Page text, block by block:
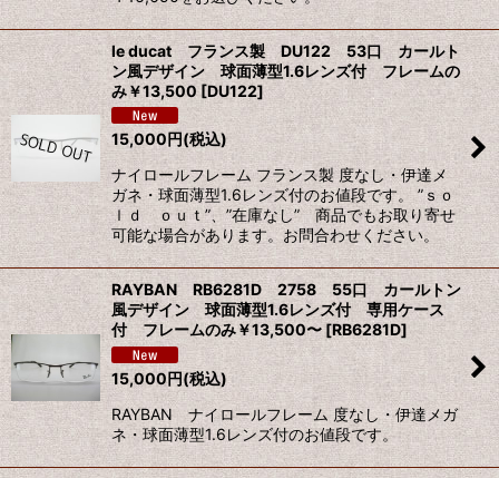
le ducat フランス製 DU122 53口 カールト
ン風デザイン 球面薄型1.6レンズ付 フレームの
み￥13,500 [DU122]
15,000円(税込)
ナイロールフレーム フランス製 度なし・伊達メ
ガネ・球面薄型1.6レンズ付のお値段です。 ”ｓｏ
ｌｄ ｏｕｔ”、”在庫なし” 商品でもお取り寄せ
可能な場合があります。お問合わせください。
RAYBAN RB6281D 2758 55口 カールトン
風デザイン 球面薄型1.6レンズ付 専用ケース
付 フレームのみ￥13,500〜 [RB6281D]
15,000円(税込)
RAYBAN ナイロールフレーム 度なし・伊達メガ
ネ・球面薄型1.6レンズ付のお値段です。